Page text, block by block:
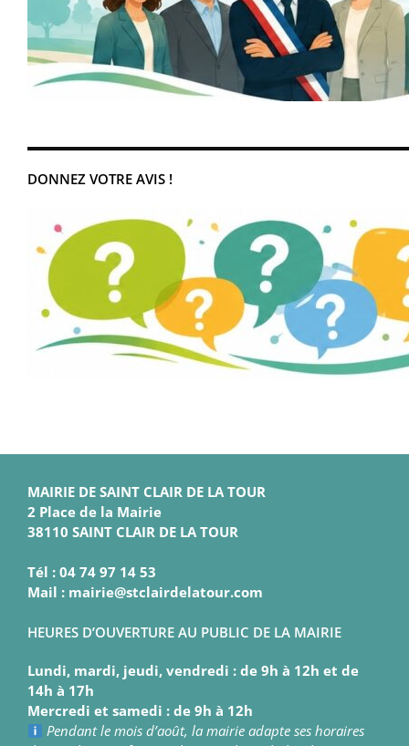
DONNEZ VOTRE AVIS !
MAIRIE DE SAINT CLAIR DE LA TOUR
2 Place de la Mairie
38110 SAINT CLAIR DE LA TOUR
Tél : 04 74 97 14 53
Mail : mairie@stclairdelatour.com
HEURES D’OUVERTURE AU PUBLIC DE LA MAIRIE
Lundi, mardi, jeudi, vendredi : de 9h à 12h et de
14h à 17h
Mercredi et samedi : de 9h à 12h
Pendant le mois d’août, la mairie adapte ses horaires